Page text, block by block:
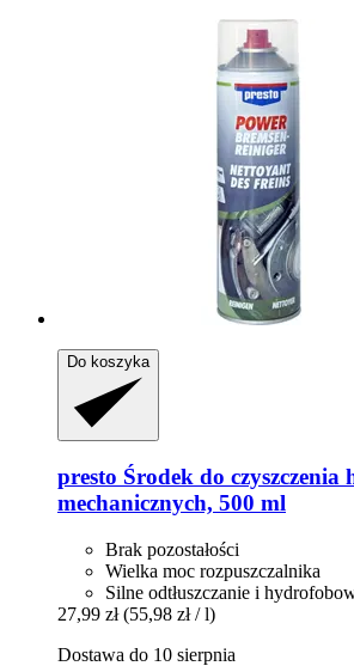
Do koszyka
presto Środek do czyszczenia
mechanicznych, 500 ml
Brak pozostałości
Wielka moc rozpuszczalnika
Silne odtłuszczanie i
27,99 zł (55,98 zł / l)
Dostawa do 10 sierpnia